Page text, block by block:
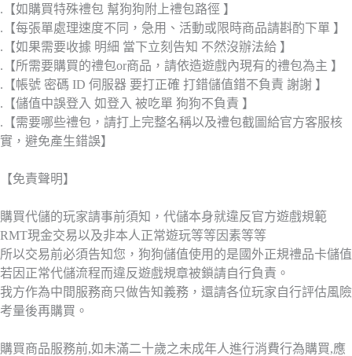
.【如購買特殊禮包 幫狗狗附上禮包路徑 】
.【每張單處理速度不同，急用、活動或限時商品請斟酌下單 】
.【如果需要收據 明細 當下立刻告知 不然沒辦法給 】
.【所需要購買的禮包or商品，請依造遊戲內現有的禮包為主 】
.【帳號 密碼 ID 伺服器 要打正確 打錯儲值錯不負責 謝謝 】
.【儲值中誤登入 如登入 被吃單 狗狗不負責 】
.【需要哪些禮包，請打上完整名稱以及禮包截圖給官方客服核
實，避免產生錯誤】
【免責聲明】
購買代儲的玩家請事前須知，代儲本身就違反官方遊戲規範
RMT現金交易以及非本人正常遊玩等等因素等等
所以交易前必須告知您，狗狗儲值使用的是國外正規禮品卡儲值
若因正常代儲流程而違反遊戲規章被鎖請自行負責。
我方作為中間服務商只做告知義務，還請各位玩家自行評估風險
考量後再購買。
購買商品服務前,如未滿二十歲之未成年人進行消費行為購買,應